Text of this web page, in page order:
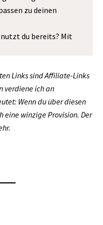
zu deinen
du bereits? Mit
Links sind Affiliate-Links
verdiene ich an
Wenn du über diesen
eine winzige Provision. Der